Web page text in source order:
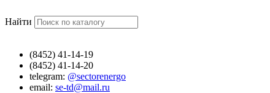
Найти
(8452) 41-14-19
(8452) 41-14-20
telegram: @sectorenergo
email: se-td@mail.ru